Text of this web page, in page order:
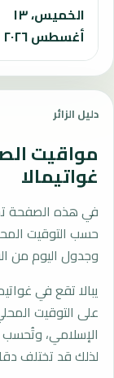
الخميس، ١٣
أغسطس ٢٠٢٦
دليل الزائر
مواقيت
غواتيمالا
في هذه الصفحة
وجدول اليوم من
يبالا تقع في
الإسلامي،
لذلك قد تختلف